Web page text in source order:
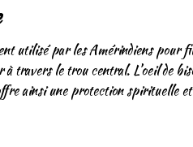
utilisé par les Amérindiens pour
travers le trou central. L’oeil de
ainsi une protection spirituelle